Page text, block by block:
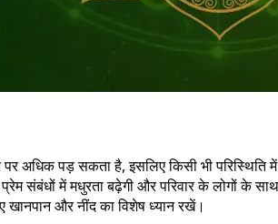
पड़ सकता है, इसलिए किसी भी परिस्थिति
संबंधों में मधुरता बढ़ेगी और परिवार के लोगों के
और नींद का विशेष ध्यान रखें।